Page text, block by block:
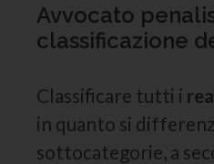
Avvocato
classificazione
Classificare tutti i
in quanto si
sottocategorie, a